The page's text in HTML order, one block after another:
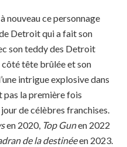
nouveau ce personnage
Detroit qui a fait son
son teddy des Detroit
côté tête brûlée et son
intrigue explosive dans
pas la première fois
de célèbres franchises.
en 2020, Top Gunen 2022
de la destinéeen 2023.